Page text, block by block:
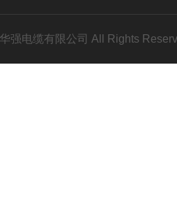
强电缆有限公司 All Rights